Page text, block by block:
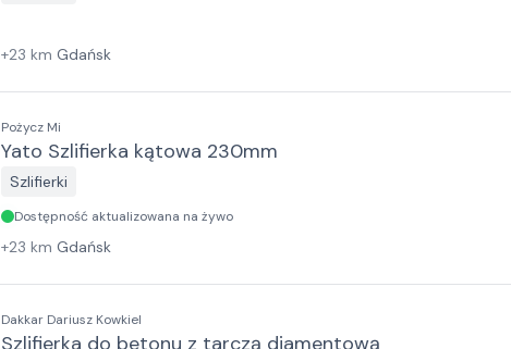
+23 km Gdańsk
Pożycz Mi
Yato Szlifierka kątowa 230mm
Szlifierki
Dostępność aktualizowana na żywo
+23 km Gdańsk
Dakkar Dariusz Kowkiel
Szlifierka do betonu z tarczą diamentową